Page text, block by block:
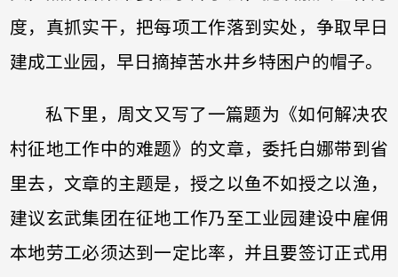
度，真抓实干，把每项工作落到实处，争取早日
建成工业园，早日摘掉苦水井乡特困户的帽子。
私下里，周文又写了一篇题为《如何解决农
村征地工作中的难题》的文章，委托白娜带到省
里去，文章的主题是，授之以鱼不如授之以渔，
建议玄武集团在征地工作乃至工业园建设中雇佣
本地劳工必须达到一定比率，并且要签订正式用